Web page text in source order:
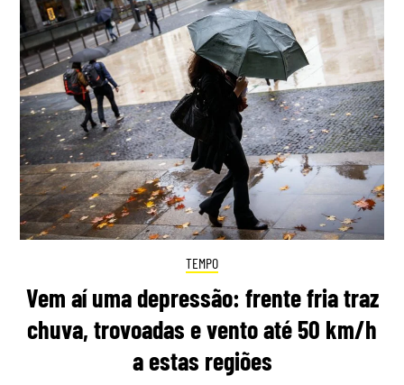
TEMPO
Vem aí uma depressão: frente fria traz
chuva, trovoadas e vento até 50 km/h
a estas regiões